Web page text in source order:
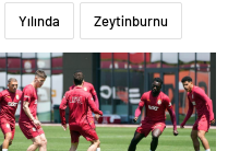
Yılında Zeytinburnu